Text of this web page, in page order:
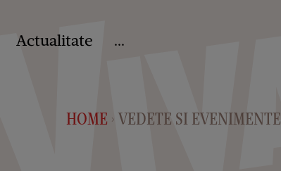
Actualitate ...
HOME > VEDETE SI EVENIMENTE